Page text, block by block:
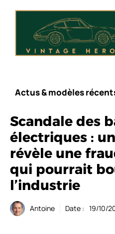
Actus & modèles
Scandale des
électriques :
révèle une
qui pourrait
l’industrie
Antoine Date : 19/10/